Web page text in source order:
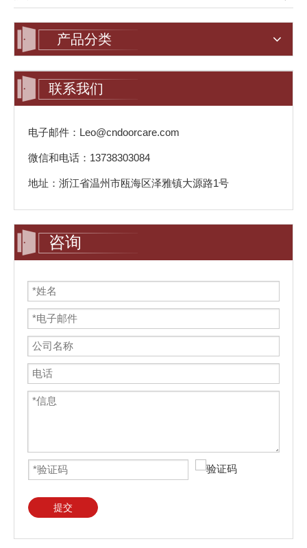
产品分类
联系我们
电子邮件：Leo@cndoorcare.com
微信和电话：13738303084
地址：浙江省温州市瓯海区泽雅镇大源路1号
咨询
提交